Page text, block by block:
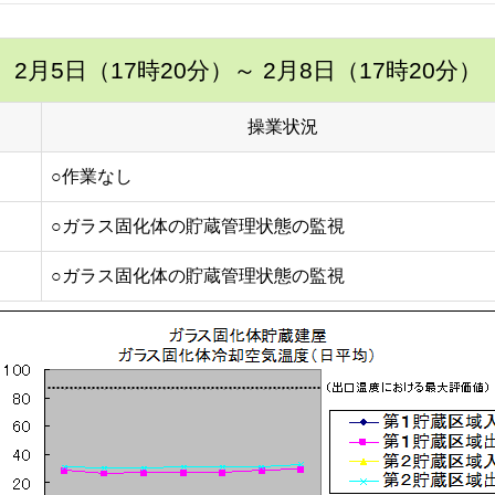
2月5日（17時20分） ～ 2月8日（17時20分）
操業状況
○作業なし
○ガラス固化体の貯蔵管理状態の監視
○ガラス固化体の貯蔵管理状態の監視